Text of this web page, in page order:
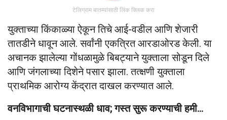
टेलिग्राम बातम्यांसाठी लिंक क्लिक करा
युक्ताच्या किंकाळ्या ऐकून तिचे आई-वडील आणि शेजारी
तातडीने धावून आले. सर्वांनी एकत्रित आरडाओरड केली. या
अचानक झालेल्या गोंधळामुळे बिबट्याने युक्ताला सोडून दिले
आणि जंगलाच्या दिशेने पसार झाला. तत्क्षणी युक्ताला
प्राथमिक आरोग्य केंद्रात दाखल करण्यात आले.
वनविभागाची घटनास्थळी धाव; गस्त सुरू करण्याची हमी…